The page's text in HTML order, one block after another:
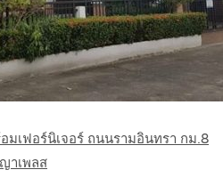
มเฟอร์นิเจอร์ ถนนรามอินทรา กม.8
าเพลส